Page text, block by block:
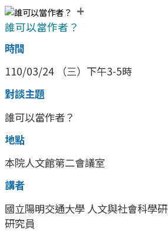
+
誰可以當作者？
時間
110/03/24 （三）下午3-5時
對談主題
誰可以當作者？
地點
本院人文館第二會議室
講者
國立陽明交通大學 人文與社會科學
研究員